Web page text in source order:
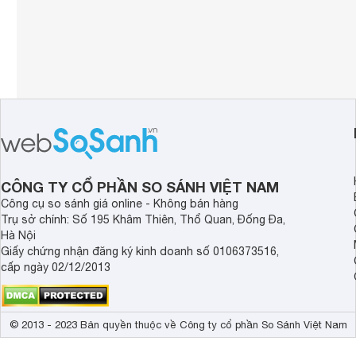
CÔNG TY CỔ PHẦN SO SÁNH VIỆT NAM
Công cụ so sánh giá online - Không bán hàng
Trụ sở chính: Số 195 Khâm Thiên, Thổ Quan, Đống Đa,
Hà Nội
Giấy chứng nhận đăng ký kinh doanh số 0106373516,
cấp ngày 02/12/2013
© 2013 - 2023 Bản quyền thuộc về Công ty cổ phần So Sánh Việt Nam